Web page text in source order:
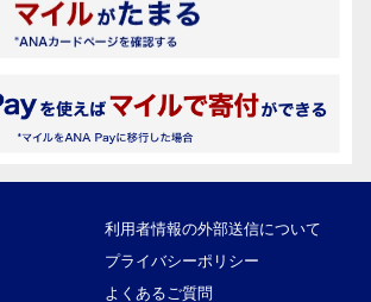
利用者情報の外部送信について
プライバシーポリシー
よくあるご質問